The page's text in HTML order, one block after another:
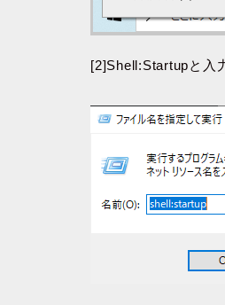
[2]Shell:Startupと入